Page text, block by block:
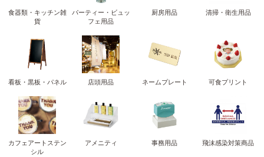
食器類・キッチン雑
貨
パーティー・ビュッ
フェ用品
厨房用品 清掃・衛生用品
看板・黒板・パネル 店頭用品 ネームプレート 可食プリント
カフェアートステン
シル
アメニティ 事務用品 飛沫感染対策商品